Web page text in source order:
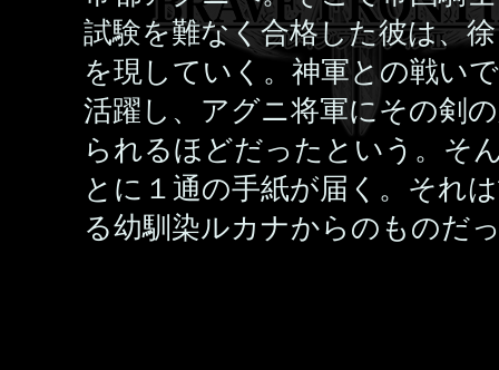
試験を難なく合格した彼は、
を現していく。神軍との戦い
活躍し、アグニ将軍にその剣
られるほどだったという。そ
とに１通の手紙が届く。それ
る幼馴染ルカナからのものだ